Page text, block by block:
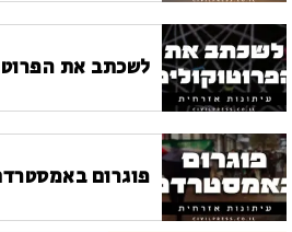
לשכתב את
פוגרום